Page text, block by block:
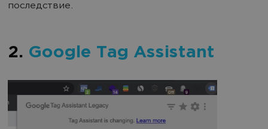
последствие.
2. Google Tag Assistant